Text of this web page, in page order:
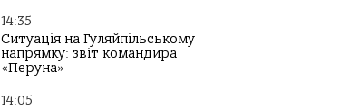
14:35
Ситуація на Гуляйпільському
напрямку: звіт командира
«Перуна»
14:05